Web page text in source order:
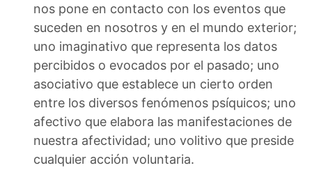
nos pone en contacto con los eventos que
suceden en nosotros y en el mundo exterior;
uno imaginativo que representa los datos
percibidos o evocados por el pasado; uno
asociativo que establece un cierto orden
entre los diversos fenómenos psíquicos; uno
afectivo que elabora las manifestaciones de
nuestra afectividad; uno volitivo que preside
cualquier acción voluntaria.